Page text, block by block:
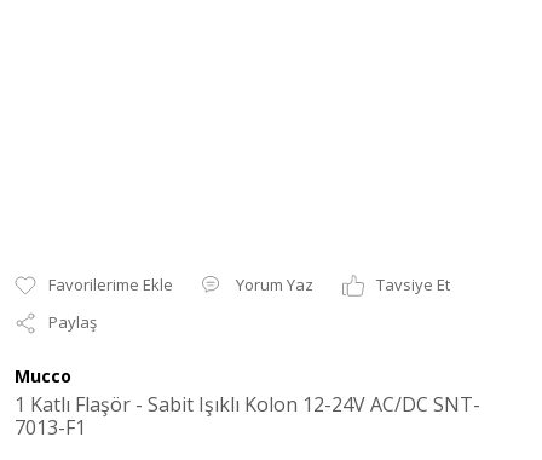
Yorum Yaz
Tavsiye Et
Paylaş
Mucco
1 Katlı Flaşör - Sabit Işıklı Kolon 12-24V AC/DC SNT-
7013-F1